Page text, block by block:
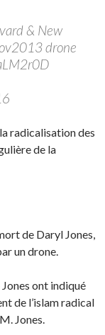
& New
drone
radicalisation des
de la
de Daryl Jones,
un drone.
ont indiqué
de l’islam radical
Jones.